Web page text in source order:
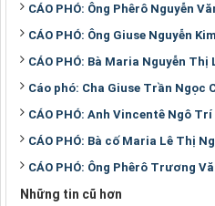
CÁO PHÓ: Ông Phêrô Nguyễn
CÁO PHÓ: Ông Giuse Nguyễn
CÁO PHÓ: Bà Maria Nguyễn Thị
Cáo phó: Cha Giuse Trần Ngọc
CÁO PHÓ: Anh Vincentê Ngô Trí
CÁO PHÓ: Bà cố Maria Lê Thị
CÁO PHÓ: Ông Phêrô Trương
Những tin cũ hơn